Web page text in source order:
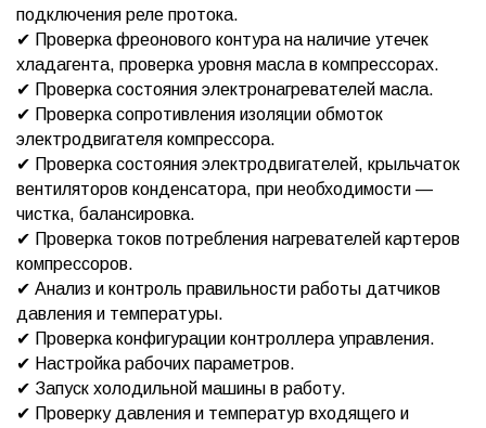
подключения реле протока.
✔ Проверка фреонового контура на наличие утечек
хладагента, проверка уровня масла в компрессорах.
✔ Проверка состояния электронагревателей масла.
✔ Проверка сопротивления изоляции обмоток
электродвигателя компрессора.
✔ Проверка состояния электродвигателей, крыльчаток
вентиляторов конденсатора, при необходимости —
чистка, балансировка.
✔ Проверка токов потребления нагревателей картеров
компрессоров.
✔ Анализ и контроль правильности работы датчиков
давления и температуры.
✔ Проверка конфигурации контроллера управления.
✔ Настройка рабочих параметров.
✔ Запуск холодильной машины в работу.
✔ Проверку давления и температур входящего и